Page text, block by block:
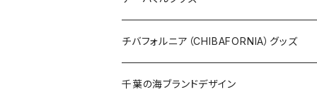
Tシャツ
キャップ
缶バッジ
キーホルダー
ステッカー
缶バッジ
ステッカー大
缶バッジ32mm
缶バッジ54mm
エコバッグ
JAGUARさんコラボグッズ
ステッカー
缶バッジ
Tシャツ
キャップ
チバフォルニア（CHIBAFORNIA）グッズ
Tシャツ
千葉の海ブランドデザイン